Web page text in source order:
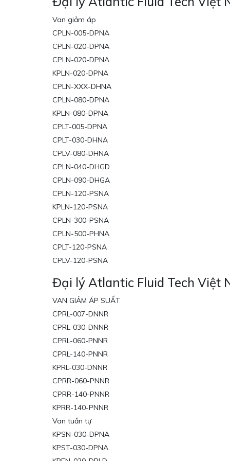
Van giảm áp
CPLN-005-DPNA
CPLN-020-DPNA
CPLN-020-DPNA
KPLN-020-DPNA
CPLN-XXX-DHNA
CPLN-080-DPNA
KPLN-080-DPNA
CPLT-005-DPNA
CPLT-030-DHNA
CPLV-080-DHNA
CPLN-040-DHGD
CPLN-090-DHGA
CPLN-120-PSNA
KPLN-120-PSNA
CPLN-300-PSNA
CPLN-500-PHNA
CPLT-120-PSNA
CPLV-120-PSNA
Đại lý Atlantic Fluid Tech Việt
VAN GIẢM ÁP SUẤT
CPRL-007-DNNR
CPRL-030-DNNR
CPRL-060-PNNR
CPRL-140-PNNR
KPRL-030-DNNR
CPRR-060-PNNR
CPRR-140-PNNR
KPRR-140-PNNR
Van tuần tự
KPSN-030-DPNA
KPST-030-DPNA